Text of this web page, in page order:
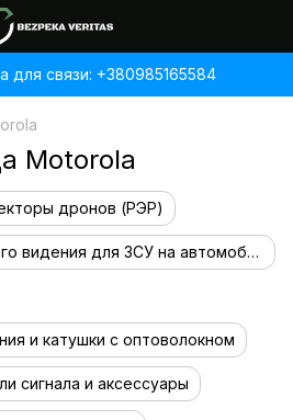
для связи: +380985165584
Motorola
дронов (РЭР)
Комплекты ночного видения для ЗСУ на автомобиль
и катушки с оптоволокном
сигнала и аксессуары